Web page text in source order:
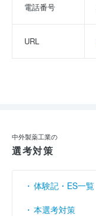
電話番号
URL
中外製薬工業の
選考対策
体験記・ES一覧
本選考対策